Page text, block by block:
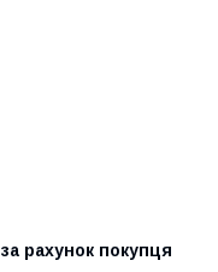
за рахунок покупця